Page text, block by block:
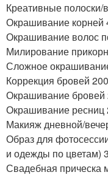
Креативные
Окрашивание корней
Окрашивание волос
Милирование
Сложное
Коррекция бровей
Окрашивание бровей
Окрашивание ресниц
Макияж дневной/
Образ для
и одежды по цветам)
Свадебная прическа